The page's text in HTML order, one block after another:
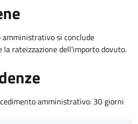
si conclude
rateizzazione dell'importo dovuto.
amministrativo: 30 giorni